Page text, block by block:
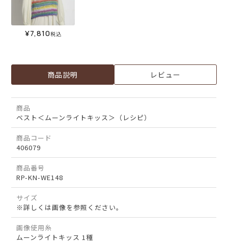
¥7,810税込
商品説明 レビュー
商品
ベスト＜ムーンライトキッス＞（レシピ）
商品コード
406079
商品番号
RP-KN-WE148
サイズ
※詳しくは画像を参照ください。
画像使用糸
ムーンライトキッス 1種